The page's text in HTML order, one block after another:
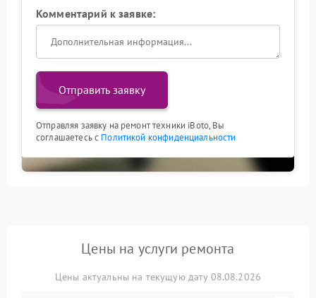
Комментарий к заявке:
Отправить заявку
Отправляя заявку на ремонт техники iBoto, Вы
соглашаетесь с Политикой конфиденциальности
Цены на услуги ремонта
Цены актуальны на текущую дату 08.08.2026